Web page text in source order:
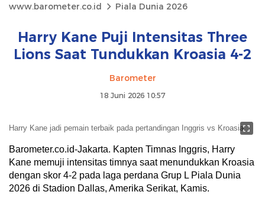
www.barometer.co.id Piala Dunia 2026
Harry Kane Puji Intensitas Three
Lions Saat Tundukkan Kroasia 4-2
Barometer
18 Juni 2026 10:57
Harry Kane jadi pemain terbaik pada pertandingan Inggris vs Kroasia.
Barometer.co.id-Jakarta. Kapten Timnas Inggris, Harry
Kane memuji intensitas timnya saat menundukkan Kroasia
dengan skor 4-2 pada laga perdana Grup L Piala Dunia
2026 di Stadion Dallas, Amerika Serikat, Kamis.